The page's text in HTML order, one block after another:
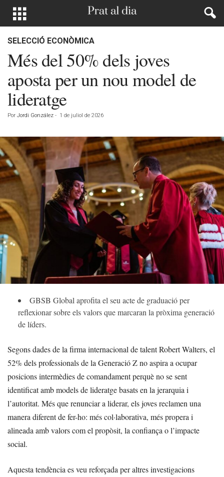
SELECCIÓ ECONÒMICA
Més del 50% dels joves
aposta per un nou model de
lideratge
Por Jordi González - 1 de juliol de 2026
GBSB Global aprofita el seu acte de graduació per
reflexionar sobre els valors que marcaran la pròxima generació
de líders.
Segons dades de la firma internacional de talent Robert Walters, el
52% dels professionals de la Generació Z no aspira a ocupar
posicions intermèdies de comandament perquè no se sent
identificat amb models de lideratge basats en la jerarquia i
l’autoritat. Més que renunciar a liderar, els joves reclamen una
manera diferent de fer-ho: més col·laborativa, més propera i
alineada amb valors com el propòsit, la confiança o l’impacte
social.
Aquesta tendència es veu reforçada per altres investigacions